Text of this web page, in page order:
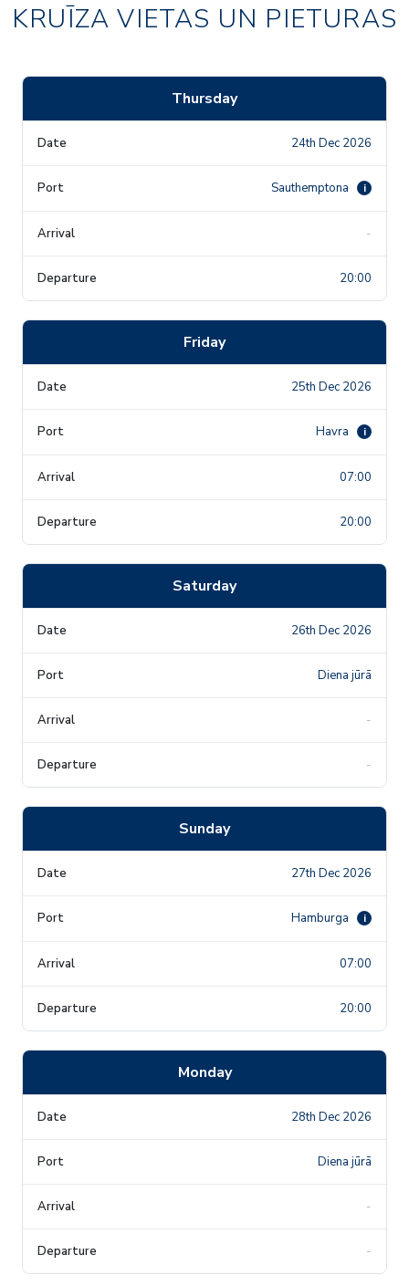
KRUĪZA VIETAS UN PIETURAS
Thursday
24th Dec 2026
Sauthemptona i
-
20:00
Friday
25th Dec 2026
Havra i
07:00
20:00
Saturday
26th Dec 2026
Diena jūrā
-
-
Sunday
27th Dec 2026
Hamburga i
07:00
20:00
Monday
28th Dec 2026
Diena jūrā
-
-